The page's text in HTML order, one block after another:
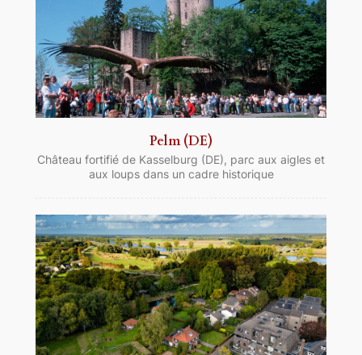
Pelm (DE)
Château fortifié de Kasselburg (DE), parc aux aigles et
aux loups dans un cadre historique